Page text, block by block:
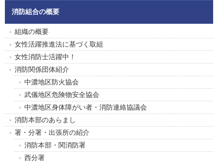
消防組合の概要
組織の概要
女性活躍推進法に基づく取組
女性消防士活躍中！
消防関係団体紹介
中濃地区防火協会
武儀地区危険物安全協会
中濃地区身体障がい者・消防連絡協議会
消防本部のあらまし
署・分署・出張所の紹介
消防本部・関消防署
西分署